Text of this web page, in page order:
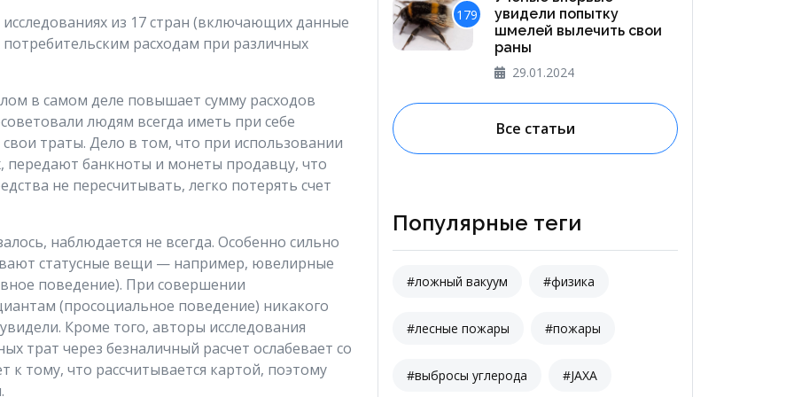
из 17 стран (включающих данные
расходам при различных
в самом деле повышает сумму расходов
людям всегда иметь при себе
траты. Дело в том, что при использовании
передают банкноты и монеты продавцу, что
не пересчитывать, легко потерять счет
наблюдается не всегда. Особенно сильно
статусные вещи — например, ювелирные
поведение). При совершении
(просоциальное поведение) никакого
Кроме того, авторы исследования
через безналичный расчет ослабевает со
тому, что рассчитывается картой, поэтому
179
увидели попытку
шмелей вылечить свои
раны
29.01.2024
Все статьи
Популярные теги
#ложный вакуум #физика
#лесные пожары #пожары
#выбросы углерода #JAXA